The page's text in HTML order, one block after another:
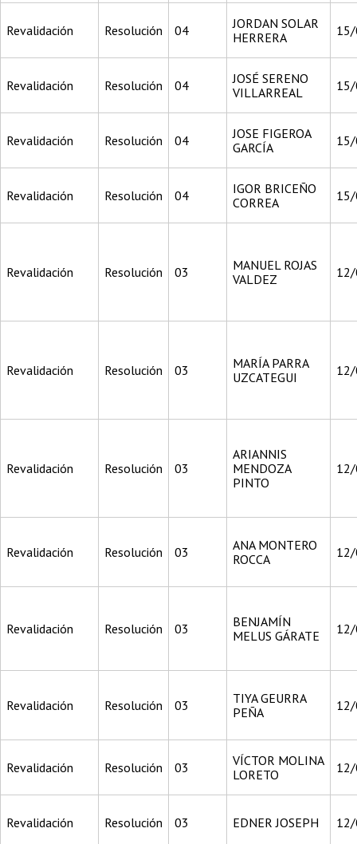
Revalidación Resolución 04
JORDAN SOLAR
HERRERA
Revalidación Resolución 04
JOSÉ SERENO
VILLARREAL
Revalidación Resolución 04
JOSE FIGEROA
GARCÍA
Revalidación Resolución 04
IGOR BRICEÑO
CORREA
Revalidación Resolución 03
MANUEL ROJAS
VALDEZ
Revalidación Resolución 03
MARÍA PARRA
UZCATEGUI
Revalidación Resolución 03
ARIANNIS
MENDOZA
PINTO
Revalidación Resolución 03
ANA MONTERO
ROCCA
Revalidación Resolución 03
BENJAMÍN
MELUS GÁRATE
Revalidación Resolución 03
TIYA GEURRA
PEÑA
Revalidación Resolución 03
VÍCTOR MOLINA
LORETO
Revalidación Resolución 03 EDNER JOSEPH